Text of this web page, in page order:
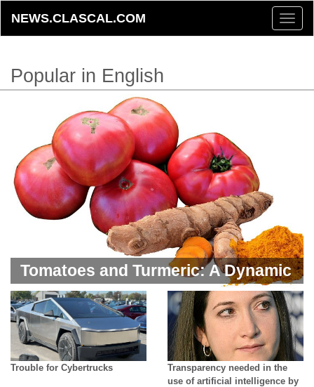
Toggle
NEWS.CLASCAL.COM
Popular in English
Tomatoes and Turmeric: A Dynamic
Duo for Detoxing
Trouble for Cybertrucks
Transparency needed in the
use of artificial intelligence by